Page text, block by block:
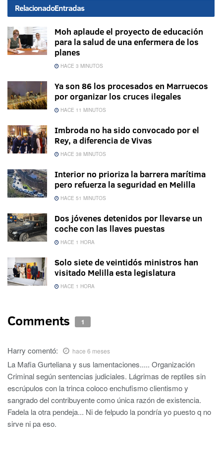
RelacionadoEntradas
Moh aplaude el proyecto de educación
para la salud de una enfermera de los
planes
HACE 3 MINUTOS
Ya son 86 los procesados en Marruecos
por organizar los cruces ilegales
HACE 11 MINUTOS
Imbroda no ha sido convocado por el
Rey, a diferencia de Vivas
HACE 38 MINUTOS
Interior no prioriza la barrera marítima
pero refuerza la seguridad en Melilla
HACE 51 MINUTOS
Dos jóvenes detenidos por llevarse un
coche con las llaves puestas
HACE 1 HORA
Solo siete de veintidós ministros han
visitado Melilla esta legislatura
HACE 1 HORA
Comments 1
Harry comentó: hace 6 meses
La Mafia Gurteliana y sus lamentaciones..... Organización
Criminal según sentencias judiciales. Lágrimas de reptiles sin
escrúpulos con la trinca coloco enchufismo clientismo y
sangrado del contribuyente como única razón de existencia.
Fadela la otra pendeja... Ni de felpudo la pondría yo puesto q no
sirve ni pa eso.